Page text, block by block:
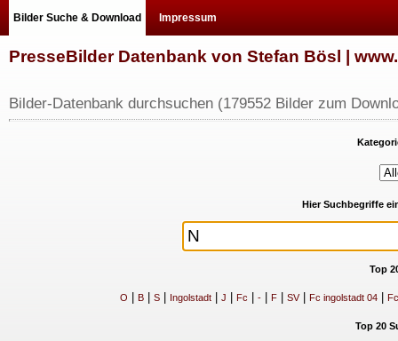
Bilder Suche & Download Impressum
PresseBilder Datenbank von Stefan Bösl |
Bilder-Datenbank durchsuchen (179552 Bilder zum
Hier Suchbegriffe
Top
O B| S| Ingolstadt| J Fc -| F| SV| Fc ingolstadt 04|
Top 20